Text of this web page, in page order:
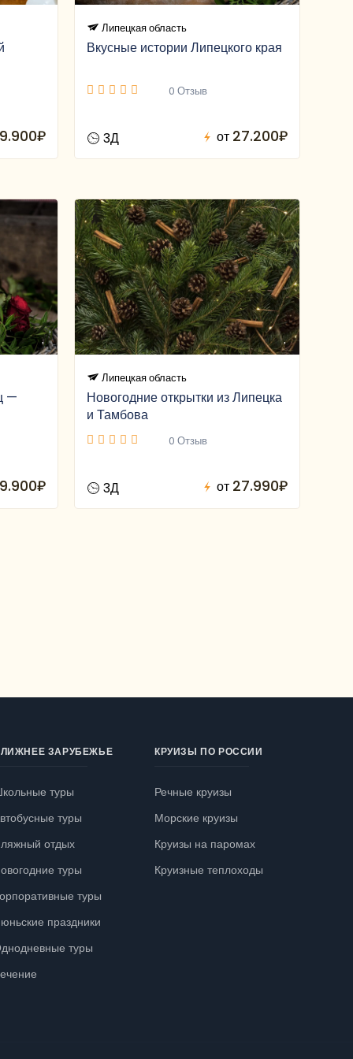
Липецкая область
Вкусные истории Липецкого края
0 Отзыв
3Д от 27.200₽
—
Липецкая область
Новогодние открытки из Липецка
и Тамбова
0 Отзыв
3Д от 27.990₽
ЗАРУБЕЖЬЕ
туры
туры
отдых
туры
туры
праздники
туры
КРУИЗЫ ПО РОССИИ
Речные круизы
Морские круизы
Круизы на паромах
Круизные теплоходы